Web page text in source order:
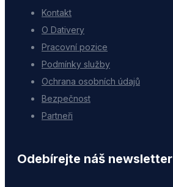
Kontakt
O Dativery
Pracovní pozice
Podmínky služby
Ochrana osobních údajů
Bezpečnost
Partneři
Odebírejte náš newsletter